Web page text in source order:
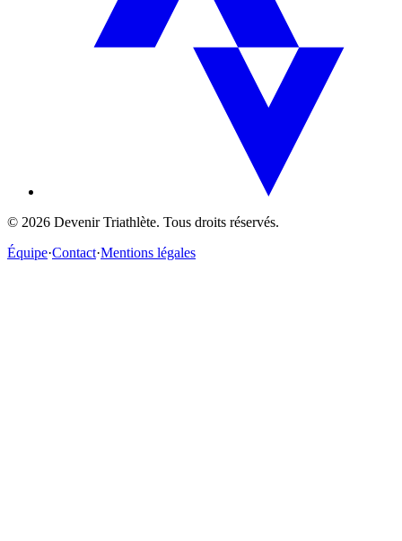
© 2026 Devenir Triathlète. Tous droits réservés.
Équipe·Contact·Mentions légales